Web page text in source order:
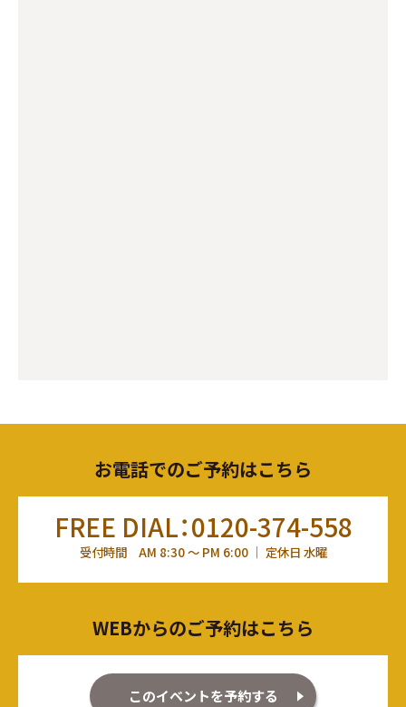
お電話でのご予約はこちら
FREE DIAL：0120-374-558
受付時間 AM 8:30 ～ PM 6:00 ｜ 定休日 水曜
WEBからのご予約はこちら
このイベントを予約する